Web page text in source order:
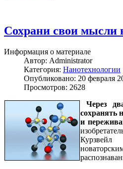
Сохрани свои мысли
Информация о материале
Автор: Administrator
Категория: Нанотехнологии
Опубликовано: 20 февраля
Просмотров: 2628
Через
сохранять
и